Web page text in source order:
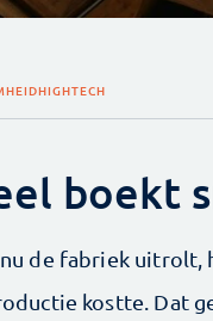
HIGHTECH
boekt
de fabriek
kostte. Dat